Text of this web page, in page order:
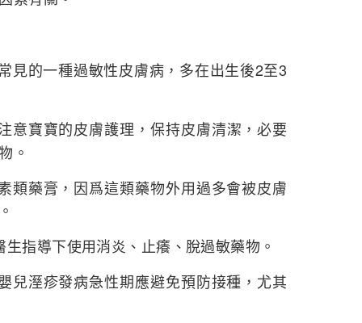
見的一種過敏性皮膚病，多在出生後2至3
意寶寶的皮膚護理，保持皮膚清潔，必要
。
類藥膏，因爲這類藥物外用過多會被皮膚
指導下使用消炎、止癢、脫過敏藥物。
兒溼疹發病急性期應避免預防接種，尤其